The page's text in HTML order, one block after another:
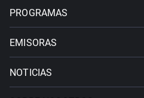
PROGRAMAS
EMISORAS
NOTICIAS